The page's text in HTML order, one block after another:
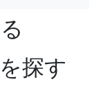
探す